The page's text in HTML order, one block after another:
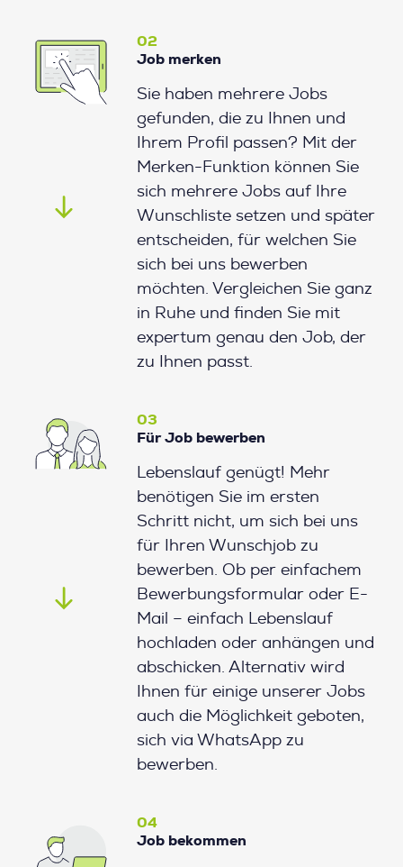
02
Job merken
Sie haben mehrere Jobs
gefunden, die zu Ihnen und
Ihrem Profil passen? Mit der
Merken-Funktion können Sie
sich mehrere Jobs auf Ihre
Wunschliste setzen und später
entscheiden, für welchen Sie
sich bei uns bewerben
möchten. Vergleichen Sie ganz
in Ruhe und finden Sie mit
expertum genau den Job, der
zu Ihnen passt.
03
Für Job bewerben
Lebenslauf genügt! Mehr
benötigen Sie im ersten
Schritt nicht, um sich bei uns
für Ihren Wunschjob zu
bewerben. Ob per einfachem
Bewerbungsformular oder E-
Mail – einfach Lebenslauf
hochladen oder anhängen und
abschicken. Alternativ wird
Ihnen für einige unserer Jobs
auch die Möglichkeit geboten,
sich via WhatsApp zu
bewerben.
04
Job bekommen